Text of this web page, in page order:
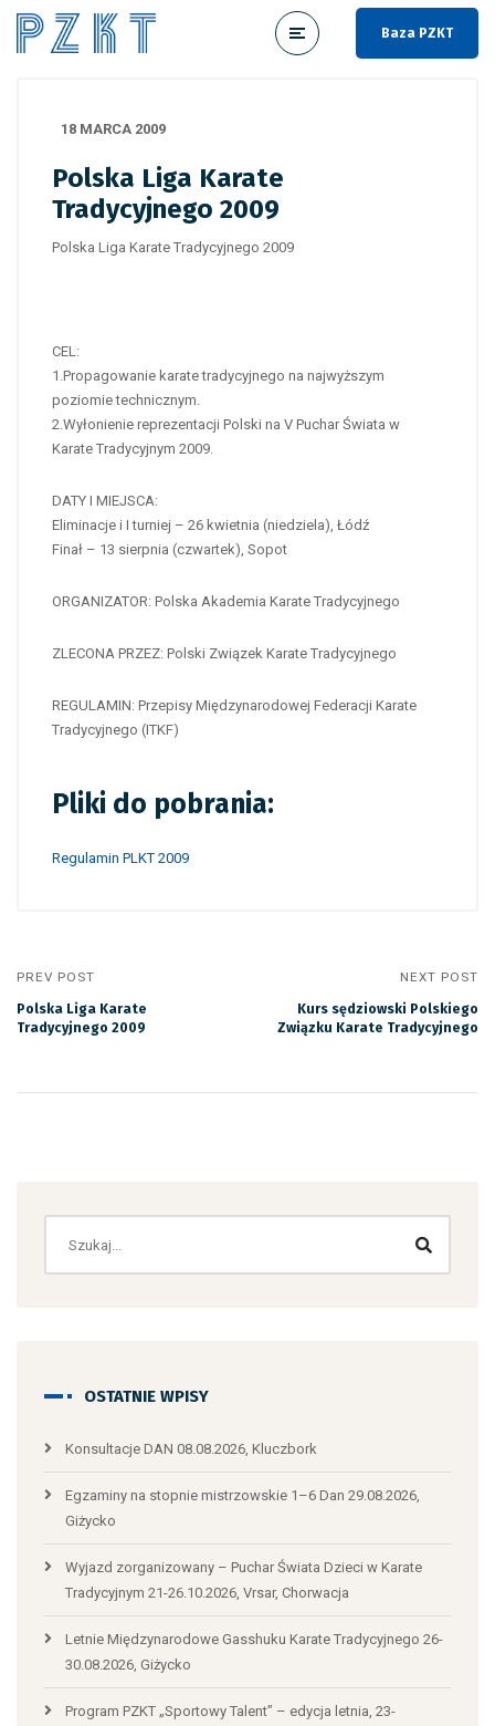
Baza PZKT
18 MARCA 2009
Polska Liga Karate
Tradycyjnego 2009
Polska Liga Karate Tradycyjnego 2009
CEL:
1.Propagowanie karate tradycyjnego na najwyższym
poziomie technicznym.
2.Wyłonienie reprezentacji Polski na V Puchar Świata w
Karate Tradycyjnym 2009.
DATY I MIEJSCA:
Eliminacje i I turniej – 26 kwietnia (niedziela), Łódź
Finał – 13 sierpnia (czwartek), Sopot
ORGANIZATOR: Polska Akademia Karate Tradycyjnego
ZLECONA PRZEZ: Polski Związek Karate Tradycyjnego
REGULAMIN: Przepisy Międzynarodowej Federacji Karate
Tradycyjnego (ITKF)
Pliki do pobrania:
Regulamin PLKT 2009
PREV POST
Polska Liga Karate
Tradycyjnego 2009
NEXT POST
Kurs sędziowski Polskiego
Związku Karate Tradycyjnego
OSTATNIE WPISY
Konsultacje DAN 08.08.2026, Kluczbork
Egzaminy na stopnie mistrzowskie 1–6 Dan 29.08.2026,
Giżycko
Wyjazd zorganizowany – Puchar Świata Dzieci w Karate
Tradycyjnym 21-26.10.2026, Vrsar, Chorwacja
Letnie Międzynarodowe Gasshuku Karate Tradycyjnego 26-
30.08.2026, Giżycko
Program PZKT „Sportowy Talent” – edycja letnia, 23-